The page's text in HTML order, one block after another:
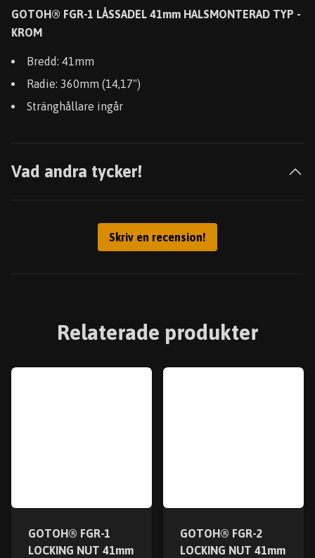
GOTOH® FGR-1 LÅSSADEL 41mm HALSMONTERAD TYP -
KROM
Bredd: 41mm
Radie: 360mm (14,17")
Stränghållare ingår
Vad andra tycker!
Skriv en recension!
Relaterade produkter
GOTOH® FGR-1
LOCKING NUT 41mm
GOTOH® FGR-2
LOCKING NUT 41mm